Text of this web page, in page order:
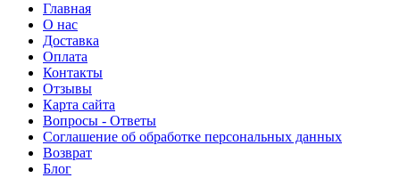
Главная
О нас
Доставка
Оплата
Контакты
Отзывы
Карта сайта
Вопросы - Ответы
Соглашение об обработке персональных данных
Возврат
Блог